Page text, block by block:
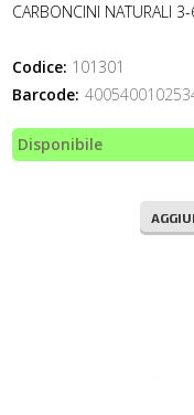
CARBONCINI NATURALI
Codice: 101301
Barcode:
Disponibile